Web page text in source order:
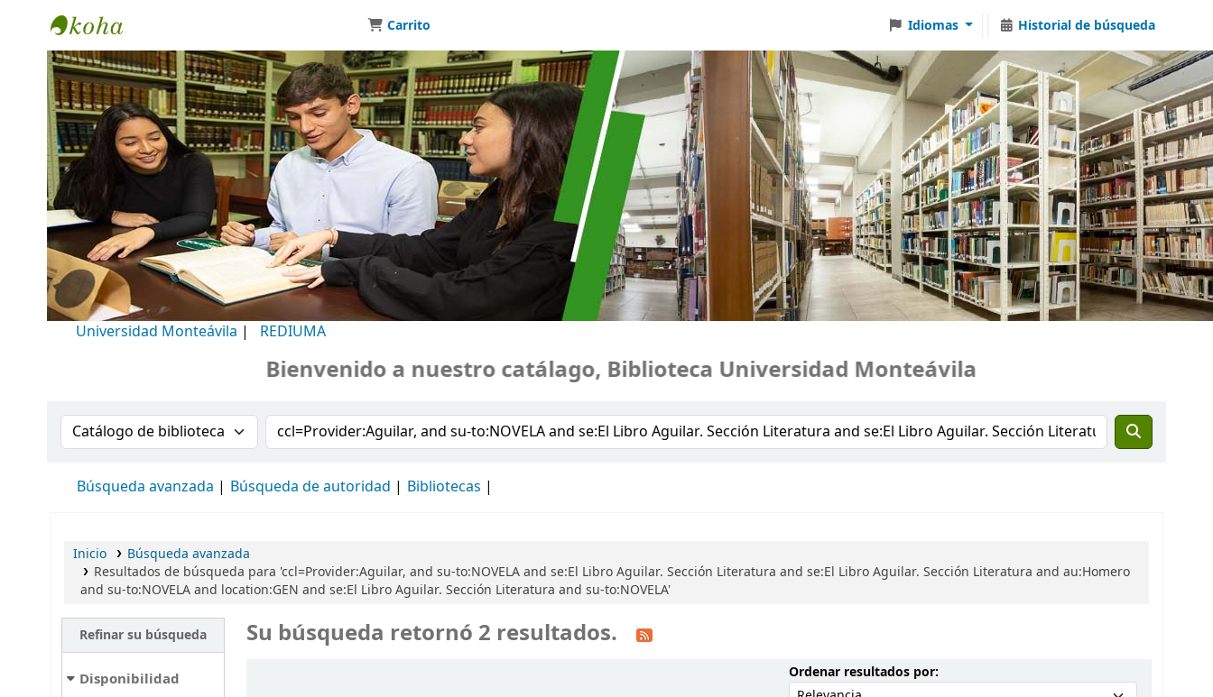
Biblioteca Universidad Monteávila
Carrito Idiomas Historial de búsqueda
Universidad Monteávila | REDIUMA
Bienvenido a nuestro catálago, Biblioteca Universidad Monteávila
Buscar en el catálogo por:Buscar en el catálogo
Búsqueda avanzada Búsqueda de autoridad Bibliotecas
Inicio
Búsqueda avanzada
Resultados de búsqueda para 'ccl=Provider:Aguilar, and su-to:NOVELA and se:El Libro Aguilar. Sección Literatura and se:El Libro Aguilar. Sección Literatura and au:Homero
and su-to:NOVELA and location:GEN and se:El Libro Aguilar. Sección Literatura and su-to:NOVELA'
Refinar su búsqueda
Disponibilidad
Su búsqueda retornó 2 resultados.
Ordenar resultados por:Ordenar por: